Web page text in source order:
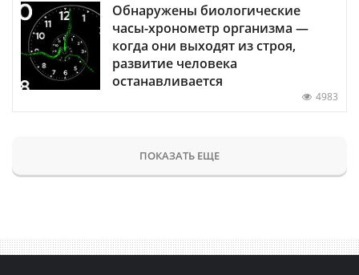
Обнаружены биологические
часы-хронометр организма —
когда они выходят из строя,
развитие человека
останавливается
4983
ПОКАЗАТЬ ЕЩЕ